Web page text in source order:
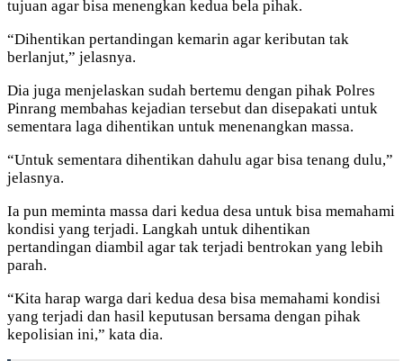
tujuan agar bisa menengkan kedua bela pihak.
“Dihentikan pertandingan kemarin agar keributan tak
berlanjut,” jelasnya.
Dia juga menjelaskan sudah bertemu dengan pihak Polres
Pinrang membahas kejadian tersebut dan disepakati untuk
sementara laga dihentikan untuk menenangkan massa.
“Untuk sementara dihentikan dahulu agar bisa tenang dulu,”
jelasnya.
Ia pun meminta massa dari kedua desa untuk bisa memahami
kondisi yang terjadi. Langkah untuk dihentikan
pertandingan diambil agar tak terjadi bentrokan yang lebih
parah.
“Kita harap warga dari kedua desa bisa memahami kondisi
yang terjadi dan hasil keputusan bersama dengan pihak
kepolisian ini,” kata dia.